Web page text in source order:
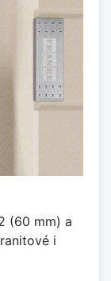
(60 mm) a
i